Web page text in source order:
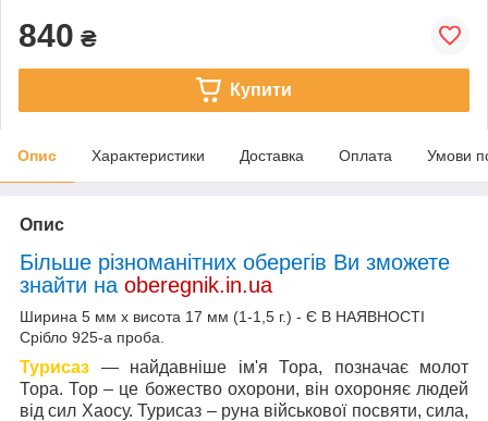
840 ₴
Купити
Опис Характеристики Доставка Оплата Умови
Опис
Більше різноманітних оберегів Ви зможете
знайти на oberegnik.in.ua
Ширина 5 мм х висота 17 мм (1-1,5 г.) - Є В НАЯВНОСТІ
Срібло 925-а проба.
Турисаз — найдавніше ім'я Тора, позначає молот
Тора. Тор – це божество охорони, він охороняє людей
від сил Хаосу. Турисаз – руна військової посвяти, сила,